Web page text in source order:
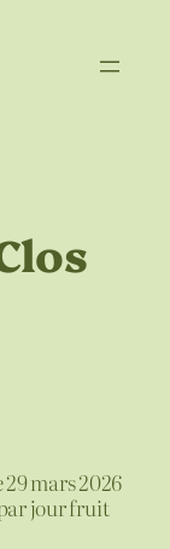
mars 2026
jour fruit